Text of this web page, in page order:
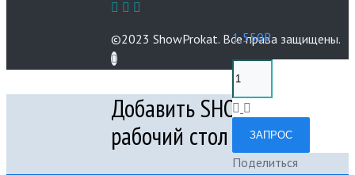
1,550₽
ЗАПРОС
Поделиться
©2023 ShowProkat. Все права защищены.
Добавить SHOWPROKAT на
рабочий стол